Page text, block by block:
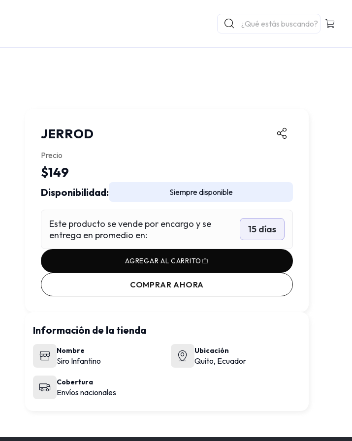
JERROD
Precio
$149
Disponibilidad: Siempre disponible
Este producto se vende por encargo y se
entrega en promedio en:
15 días
AGREGAR AL CARRITO
COMPRAR AHORA
Información de la tienda
Nombre
Siro Infantino
Ubicación
Quito, Ecuador
Cobertura
Envíos nacionales